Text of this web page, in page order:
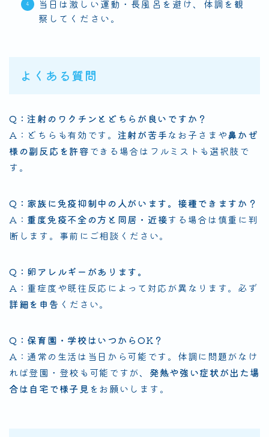
当日は激しい運動・長風呂を避け、体調を観
察してください。
よくある質問
Q：注射のワクチンとどちらが良いですか？
A：どちらも有効です。 注射が苦手なお子さまや鼻かぜ
様の副反応を許容できる場合はフルミストも選択肢で
す。
Q：家族に免疫抑制中の人がいます。接種できますか？
A： 重度免疫不全の方と同居・近接する場合は慎重に判
断します。事前にご相談ください。
Q：卵アレルギーがあります。
A：重症度や既往反応によって対応が異なります。必ず
詳細を申告 ください。
Q：保育園・学校はいつからOK？
A：通常の生活は当日から可能です。体調に問題がなけ
れば登園・登校も可能ですが、 発熱や強い症状が出た場
合は自宅で様子見 をお願いします。